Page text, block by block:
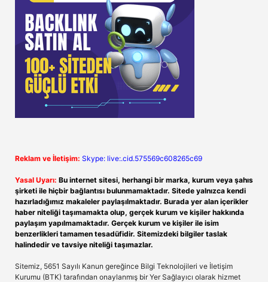
Reklam ve İletişim: Skype: live:.cid.575569c608265c69
Yasal Uyarı: Bu internet sitesi, herhangi bir marka, kurum veya şahıs
şirketi ile hiçbir bağlantısı bulunmamaktadır. Sitede yalnızca kendi
hazırladığımız makaleler paylaşılmaktadır. Burada yer alan içerikler
haber niteliği taşımamakta olup, gerçek kurum ve kişiler hakkında
paylaşım yapılmamaktadır. Gerçek kurum ve kişiler ile isim
benzerlikleri tamamen tesadüfidir. Sitemizdeki bilgiler taslak
halindedir ve tavsiye niteliği taşımazlar.
Sitemiz, 5651 Sayılı Kanun gereğince Bilgi Teknolojileri ve İletişim
Kurumu (BTK) tarafından onaylanmış bir Yer Sağlayıcı olarak hizmet